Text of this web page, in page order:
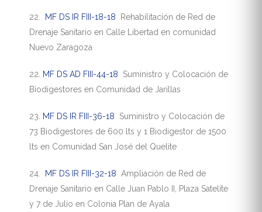
22. MF DS IR FIII-18-18
Rehabilitación de Red de
Drenaje Sanitario en Calle Libertad en comunidad
Nuevo Zaragoza
22. MF DS AD FIII-44-18
Suministro y Colocación de
Biodigestores en Comunidad de Jarillas
23. MF DS IR FIII-36-18
Suministro y Colocación de
73 Biodigestores de 600 lts y 1 Biodigestor de 1500
lts en Comunidad San José del Quelite
24. MF DS IR FIII-32-18 Ampliación de Red de
Drenaje Sanitario en Calle Juan Pablo II, Plaza Satelite
y 7 de Julio en Colonia Plan de Ayala